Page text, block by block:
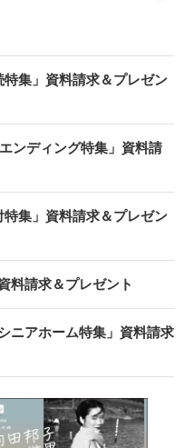
集」資料請求＆プレゼン
ンディング特集」資料請
集」資料請求＆プレゼン
料請求＆プレゼント
ニアホーム特集」資料請求